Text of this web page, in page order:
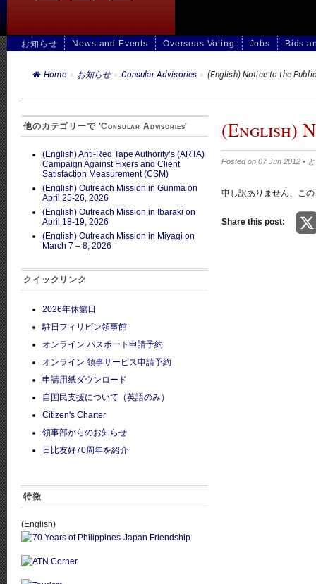
お知らせ News and Events Overseas Voting Jobs Bids
Home » お知らせ » Consular Advisories » (English) Notice to the Public
(English)
Posted on 07 Jun 2012 •
申し訳ありません、こ
Share this post:
他のカテゴリーで 'Consular Advisories'
(English) Anti-Red Tape Authority’s (ARTA)
Campaign Against Fixers and Client
Satisfaction Measurement (CSM)
(English) Outreach Mission in Gunma on
April 25-26, 2026
(English) Outreach Mission in Ibaraki on
April 18-19, 2026
(English) Outreach Mission in Miyagi on
March 7 – 8, 2026
クイックリンク
2026年休館日
駐日フィリピン領事館
オンライン パスポート申請予約
オンライン 領事サービス申請予約
申請用紙ダウンロード
自国民支援について（英語のみ）
Citizen's Charter
領事部からのお知らせ
日比友好70周年を紹介
特徴
(English)